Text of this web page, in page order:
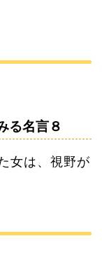
る名言８
女は、視野が